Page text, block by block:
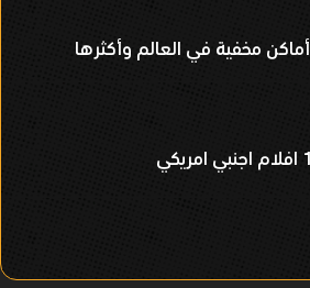
أغرب 7 أماكن مخفية في العالم وأكثرها